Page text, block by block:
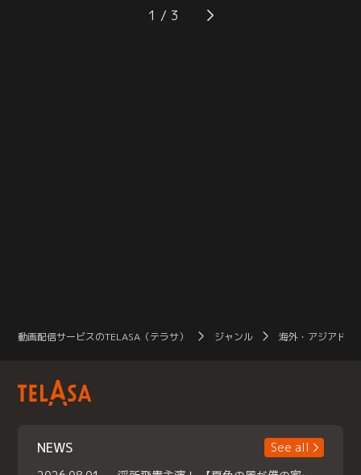
があると太祖とは結婚できないとい
う決まりを知ったヘ・スは、自ら手
が何かを考えろと忠告する。ヘ・ス
はアトピーの症状に苦しむ第1皇子
1
動画配信サービスのTELASA（テラサ） ジャンル 海外・アジアドラ
NEWS
See all